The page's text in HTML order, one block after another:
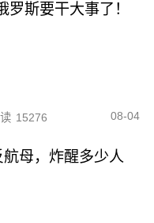
斯要干大事了！
15276 08-04
航母，炸醒多少人